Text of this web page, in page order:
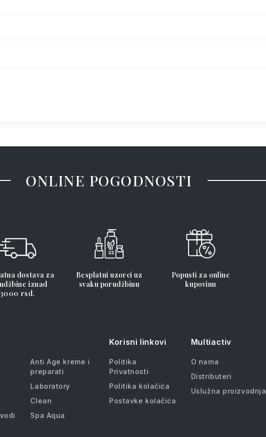
ONLINE POGODNOSTI
dostava za
iznad
3000 rsd.
Besplatni uzorci uz
svaku porudžbinu
Popusti za online
kupovinu
Anti Age kreme i
preparati
Laboratory
Clean
Spa Aqua
Korisni linkovi
Politika
Privatnosti
Politika kolačića
Postavke kolačića
Multiactiv
O nama
Distributeri
Uslužna proizvodnja